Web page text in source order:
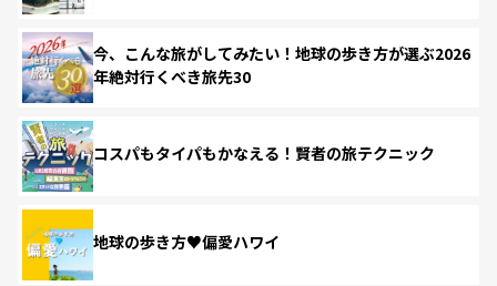
今、こんな旅がしてみたい！地球の歩き方が選ぶ2026
年絶対行くべき旅先30
コスパもタイパもかなえる！賢者の旅テクニック
地球の歩き方♥偏愛ハワイ